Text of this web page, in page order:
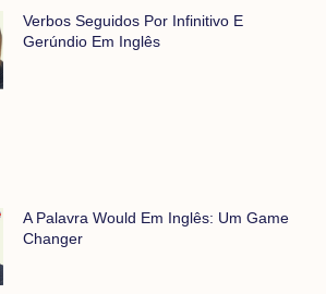
Verbos Seguidos Por Infinitivo E
Gerúndio Em Inglês
A Palavra Would Em Inglês: Um Game
Changer